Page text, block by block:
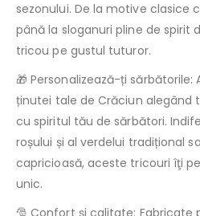
sezonului. De la motive clasice
până la sloganuri pline de spirit
tricou pe gustul tuturor.
🎁 Personalizează-ți
ținutei tale de Crăciun alegând
cu spiritul tău de sărbători.
roșului și al verdelui tradițional
capricioasă, aceste tricouri îţi
unic.